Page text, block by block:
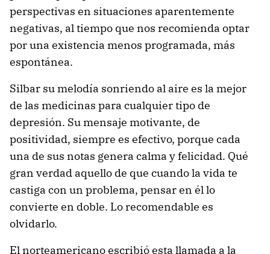
perspectivas en situaciones aparentemente
negativas, al tiempo que nos recomienda optar
por una existencia menos programada, más
espontánea.
Silbar su melodía sonriendo al aire es la mejor
de las medicinas para cualquier tipo de
depresión. Su mensaje motivante, de
positividad, siempre es efectivo, porque cada
una de sus notas genera calma y felicidad. Qué
gran verdad aquello de que cuando la vida te
castiga con un problema, pensar en él lo
convierte en doble. Lo recomendable es
olvidarlo.
El norteamericano escribió esta llamada a la